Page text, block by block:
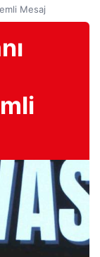
Mesaj